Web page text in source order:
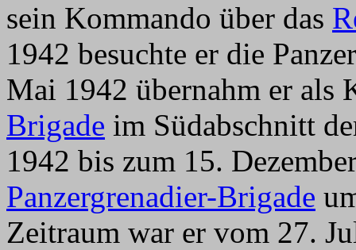
sein Kommando über das
1942 besuchte er die
Mai 1942 übernahm er als
Brigade im Südabschnitt
1942 bis zum 15.
Panzergrenadier-Brigade
Zeitraum war er vom 27.